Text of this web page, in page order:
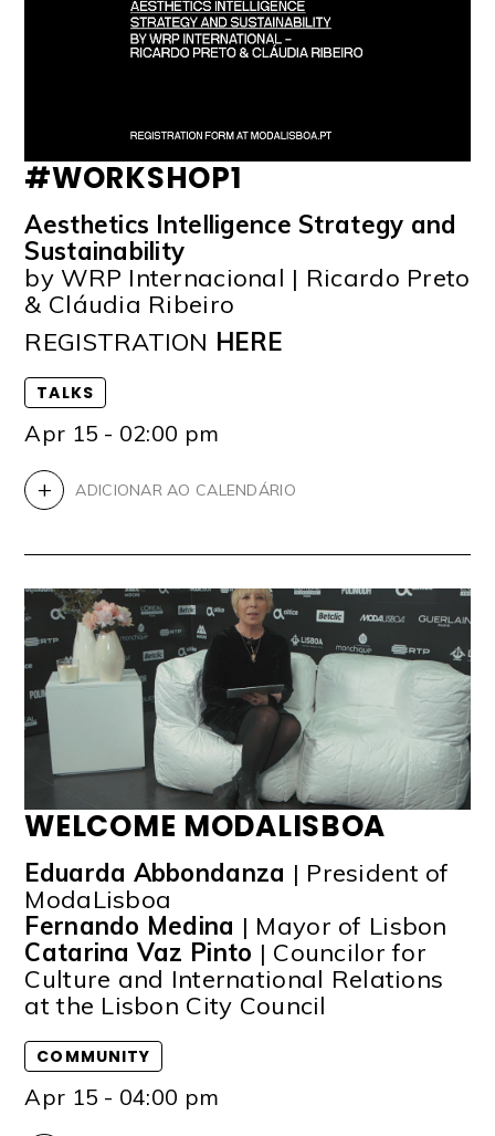
#WORKSHOP1
Aesthetics Intelligence Strategy and
Sustainability
by WRP Internacional | Ricardo Preto
& Cláudia Ribeiro
REGISTRATION HERE
TALKS
Apr 15 - 02:00 pm
+ ADICIONAR AO CALENDÁRIO
WELCOME MODALISBOA
Eduarda Abbondanza | President of
ModaLisboa
Fernando Medina | Mayor of Lisbon
Catarina Vaz Pinto | Councilor for
Culture and International Relations
at the Lisbon City Council
COMMUNITY
Apr 15 - 04:00 pm